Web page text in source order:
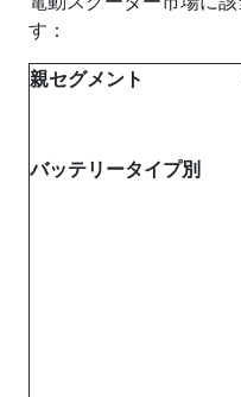
す：
親セグメント
バッテリータイプ別